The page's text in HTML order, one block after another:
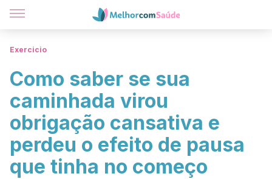
Exercicio
Como saber se sua
caminhada virou
obrigação cansativa e
perdeu o efeito de pausa
que tinha no começo